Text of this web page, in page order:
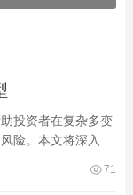
投资者在复杂多变
险。本文将深入探
71